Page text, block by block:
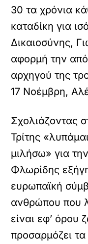
30 τα χρόνια
καταδίκη για
Δικαιοσύνης,
αφορμή την
αρχηγού της
17 Νοέμβρη,
Σχολιάζοντας
Τρίτης
μιλήσω» για
Φλωρίδης
ευρωπαϊκή
ανθρώπου που
είναι εφ’ όρου
προσαρμόζει